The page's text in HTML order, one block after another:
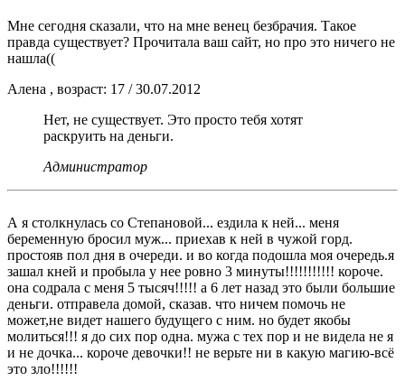
Мне сегодня сказали, что на мне венец безбрачия. Такое
правда существует? Прочитала ваш сайт, но про это ничего не
нашла((
Алена , возраст: 17 / 30.07.2012
Нет, не существует. Это просто тебя хотят
раскруить на деньги.
Администратор
А я столкнулась со Степановой... ездила к ней... меня
беременную бросил муж... приехав к ней в чужой горд.
простояв пол дня в очереди. и во когда подошла моя очередь.я
зашал кней и пробыла у нее ровно 3 минуты!!!!!!!!!!! короче.
она содрала с меня 5 тысяч!!!!! а 6 лет назад это были большие
деньги. отправела домой, сказав. что ничем помочь не
может,не видет нашего будущего с ним. но будет якобы
молиться!!! я до сих пор одна. мужа с тех пор и не видела не я
и не дочка... короче девочки!! не верьте ни в какую магию-всё
это зло!!!!!!